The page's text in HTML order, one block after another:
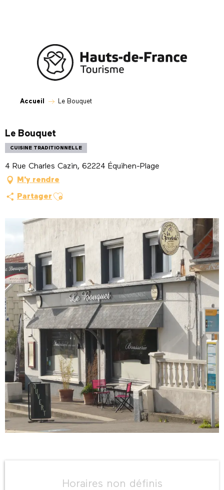
Accueil Le Bouquet
Le Bouquet
CUISINE TRADITIONNELLE
4 Rue Charles Cazin, 62224 Équihen-Plage
M'y rendre
Partager Ajouter aux favoris
Horaires non définis